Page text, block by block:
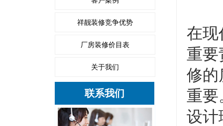
祥靓装修竞争优势
厂房装修价目表
关于我们
联系我们
在现
重要
修的
重要
设计